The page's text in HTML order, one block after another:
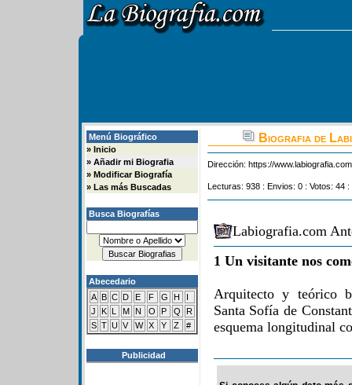
Menú Biográfico
» Inicio
» Añadir mi Biografia
» Modificar Biografía
» Las más Buscadas
Busca Biografías
Abecedario
A B C D E F G H
I
J
K L M N O P Q
R
S T U V W X Y Z #
Publicidad
Biografia de
Dirección: https://
Lecturas: 938 : Envios: 0 : Votos: 44
Labiografia.com
1 Un visitante nos
Arquitecto y teórico
Santa Sofía de
esquema longitudinal